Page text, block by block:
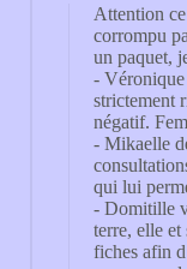
Attention
corrompu
un paquet,
-
strictement
négatif.
- Mikaelle
qui lui
- Domitille
terre, elle
fiches afin